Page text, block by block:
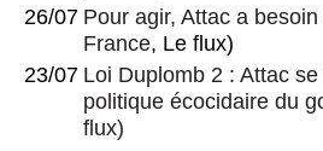
26/07 Pour agir, Attac a
France, Le flux)
23/07 Loi Duplomb 2 : Attac
politique écocidaire du
flux)